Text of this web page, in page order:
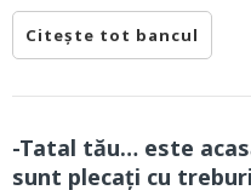
Citește tot bancul
-Tatal tău… este
sunt plecați cu